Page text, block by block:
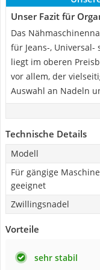
Unser Fazit für
Das
für Jeans-,
liegt im oberen
vor allem, der
Auswahl an Nadeln
Technische Details
Modell
Für gängige
geeignet
Zwillingsnadel
Vorteile
sehr stabil